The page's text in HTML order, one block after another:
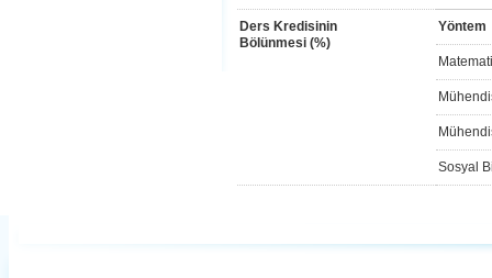
Ders Kredisinin
Bölünmesi (%)
Yöntem
Sosyal